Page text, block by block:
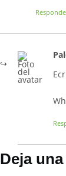
Deja